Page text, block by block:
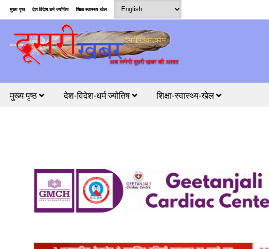
मुख्य पृष्ठ देश-विदेश-धर्म ज्योतिष शिक्षा-स्वास्थ्य-खेल
मुख्य पृष्ठ देश-विदेश-धर्म ज्योतिष शिक्षा-स्वास्थ्य-खेल